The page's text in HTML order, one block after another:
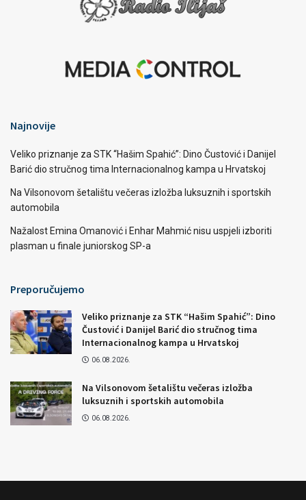
Najnovije
Veliko priznanje za STK “Hašim Spahić”: Dino Čustović i Danijel
Barić dio stručnog tima Internacionalnog kampa u Hrvatskoj
Na Vilsonovom šetalištu večeras izložba luksuznih i sportskih
automobila
Nažalost Emina Omanović i Enhar Mahmić nisu uspjeli izboriti
plasman u finale juniorskog SP-a
Preporučujemo
Veliko priznanje za STK “Hašim Spahić”: Dino
Čustović i Danijel Barić dio stručnog tima
Internacionalnog kampa u Hrvatskoj
06.08.2026.
Na Vilsonovom šetalištu večeras izložba
luksuznih i sportskih automobila
06.08.2026.